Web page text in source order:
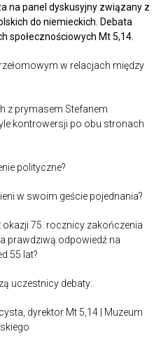
na panel dyskusyjny związany z
do niemieckich. Debata
społecznościowych Mt 5,14.
w relacjach między
z prymasem Stefanem
kontrowersji po obu stronach
polityczne?
w swoim geście pojednania?
okazji 75. rocznicy zakończenia
prawdziwą odpowiedź na
55 lat?
uczestnicy debaty:
dyrektor Mt 5,14 | Muzeum